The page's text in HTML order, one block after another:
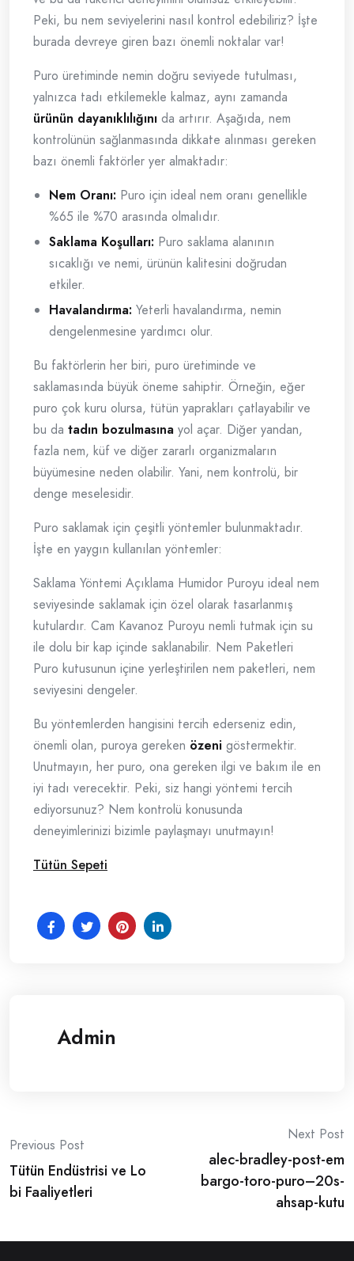
Peki, bu nem seviyelerini nasıl kontrol edebiliriz? İşte
burada devreye giren bazı önemli noktalar var!
Puro üretiminde nemin doğru seviyede tutulması,
yalnızca tadı etkilemekle kalmaz, aynı zamanda
ürünün dayanıklılığını da artırır. Aşağıda, nem
kontrolünün sağlanmasında dikkate alınması gereken
bazı önemli faktörler yer almaktadır:
Nem Oranı: Puro için ideal nem oranı genellikle
%65 ile %70 arasında olmalıdır.
Saklama Koşulları: Puro saklama alanının
sıcaklığı ve nemi, ürünün kalitesini doğrudan
etkiler.
Havalandırma: Yeterli havalandırma, nemin
dengelenmesine yardımcı olur.
Bu faktörlerin her biri, puro üretiminde ve
saklamasında büyük öneme sahiptir. Örneğin, eğer
puro çok kuru olursa, tütün yaprakları çatlayabilir ve
bu da tadın bozulmasına yol açar. Diğer yandan,
fazla nem, küf ve diğer zararlı organizmaların
büyümesine neden olabilir. Yani, nem kontrolü, bir
denge meselesidir.
Puro saklamak için çeşitli yöntemler bulunmaktadır.
İşte en yaygın kullanılan yöntemler:
Saklama Yöntemi Açıklama Humidor Puroyu ideal nem
seviyesinde saklamak için özel olarak tasarlanmış
kutulardır. Cam Kavanoz Puroyu nemli tutmak için su
ile dolu bir kap içinde saklanabilir. Nem Paketleri
Puro kutusunun içine yerleştirilen nem paketleri, nem
seviyesini dengeler.
Bu yöntemlerden hangisini tercih ederseniz edin,
önemli olan, puroya gereken özeni göstermektir.
Unutmayın, her puro, ona gereken ilgi ve bakım ile en
iyi tadı verecektir. Peki, siz hangi yöntemi tercih
ediyorsunuz? Nem kontrolü konusunda
deneyimlerinizi bizimle paylaşmayı unutmayın!
Tütün Sepeti
Admin
Post
navigation
Previous Post
Tütün Endüstrisi ve Lo
bi Faaliyetleri
Next Post
alec-bradley-post-em
bargo-toro-puro–20s-
ahsap-kutu